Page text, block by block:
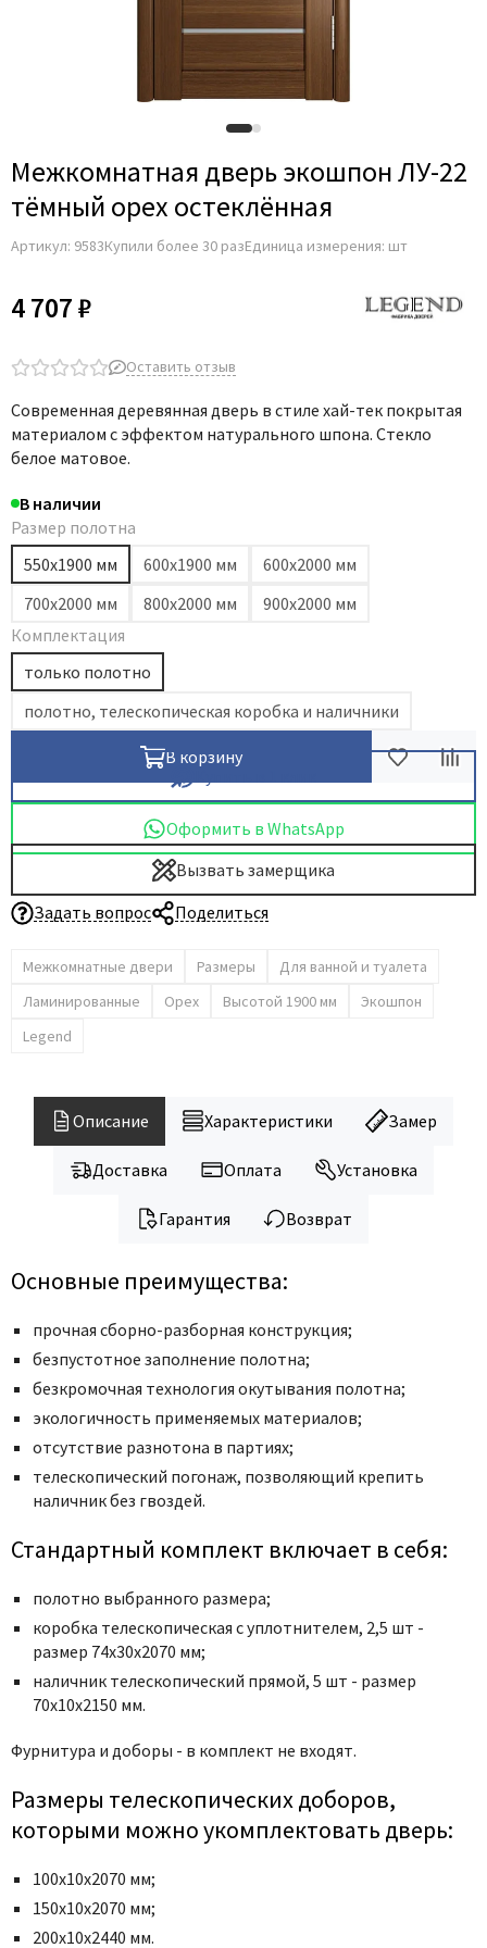
Межкомнатная дверь экошпон ЛУ-22
тёмный орех остеклённая
Артикул: 9583Купили более 30 разЕдиница измерения: шт
4 707 ₽
Оставить отзыв
Современная деревянная дверь в стиле хай-тек покрытая
материалом с эффектом натурального шпона. Стекло
белое матовое.
В наличии
Размер полотна
550х1900 мм
600х1900 мм
600х2000 мм
700х2000 мм
800х2000 мм
900х2000 мм
Комплектация
только полотно
полотно, телескопическая коробка и наличники
В корзину
Оформить в WhatsApp
Вызвать замерщика
Задать вопрос
Поделиться
Межкомнатные двери Размеры
Для ванной и туалета
Ламинированные
Орех Высотой 1900 мм
Экошпон
Legend
Описание Характеристики Замер
Доставка Оплата Установка
Гарантия Возврат
Основные преимущества:
прочная сборно-разборная конструкция;
безпустотное заполнение полотна;
безкромочная технология окутывания полотна;
экологичность применяемых материалов;
отсутствие разнотона в партиях;
телескопический погонаж, позволяющий крепить
наличник без гвоздей.
Стандартный комплект включает в себя:
полотно выбранного размера;
коробка телескопическая с уплотнителем, 2,5 шт -
размер 74x30x2070 мм;
наличник телескопический прямой, 5 шт - размер
70x10x2150 мм.
Фурнитура и доборы - в комплект не входят.
Размеры телескопических доборов,
которыми можно укомплектовать дверь:
100х10х2070 мм;
150х10х2070 мм;
200х10х2440 мм.